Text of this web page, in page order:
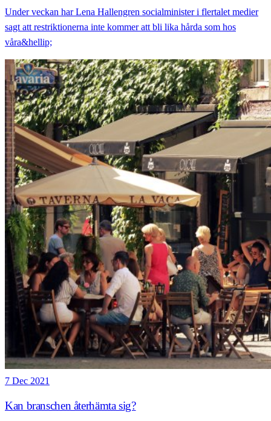
Under veckan har Lena Hallengren socialminister i flertalet medier
sagt att restriktionerna inte kommer att bli lika hårda som hos
våra&hellip;
7 Dec 2021
Kan branschen återhämta sig?